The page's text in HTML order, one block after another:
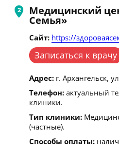
Медицинский
Семья»
Сайт: https://
Записаться к врачу
Адрес: г. Архангельск,
Телефон: актуальный
клиники.
Тип клиники:
(частные).
Способы оплаты: